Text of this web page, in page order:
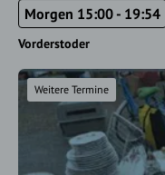
Morgen 15:00 - 19:54
Vorderstoder
Weitere Termine